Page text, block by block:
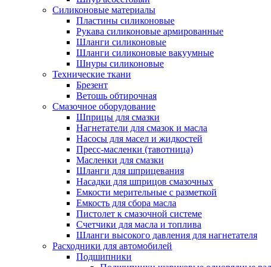
Силиконовые материалы
Пластины силиконовые
Рукава силиконовые армированные
Шланги силиконовые
Шланги силиконовые вакуумные
Шнуры силиконовые
Технические ткани
Брезент
Ветошь обтирочная
Смазочное оборудование
Шприцы для смазки
Нагнетатели для смазок и масла
Насосы для масел и жидкостей
Пресс-масленки (тавотница)
Масленки для смазки
Шланги для шприцевания
Насадки для шприцов смазочных
Емкости мерительные с разметкой
Емкость для сбора масла
Пистолет к смазочной системе
Счетчики для масла и топлива
Шланги высокого давления для нагнетателя
Расходники для автомобилей
Подшипники